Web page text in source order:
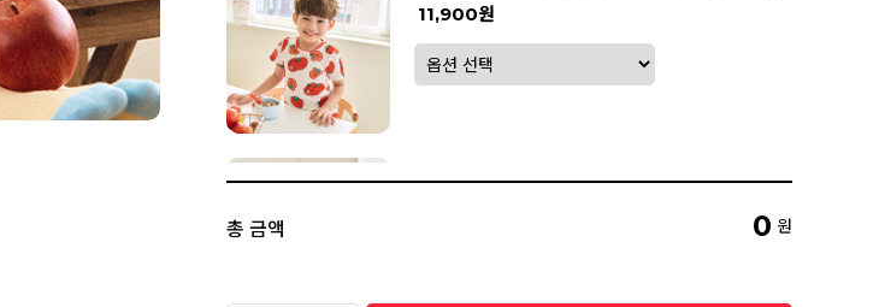
11,900원
총 금액 0 원